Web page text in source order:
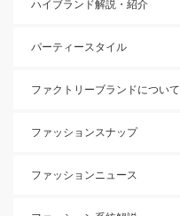
ハイブランド解説・紹介
パーティースタイル
ファクトリーブランドについて
ファッションスナップ
ファッションニュース